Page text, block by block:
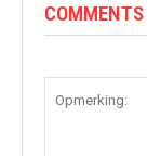
COMMENTS